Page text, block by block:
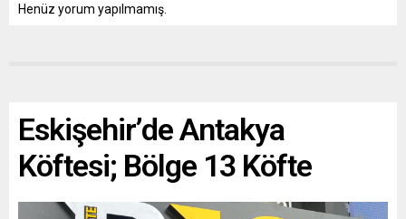
Henüz yorum yapılmamış.
Eskişehir’de Antakya
Köftesi; Bölge 13 Köfte